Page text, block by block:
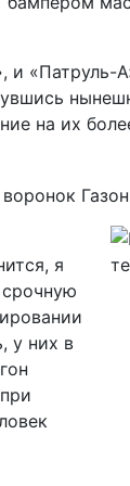
и «Патруль-
на их
я
у них в